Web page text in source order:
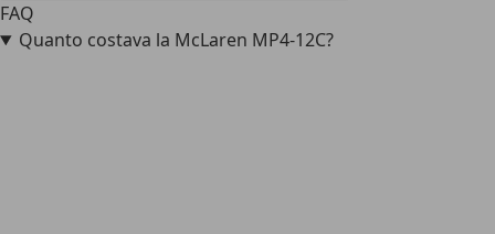
FAQ
Quanto costava la McLaren MP4-12C?